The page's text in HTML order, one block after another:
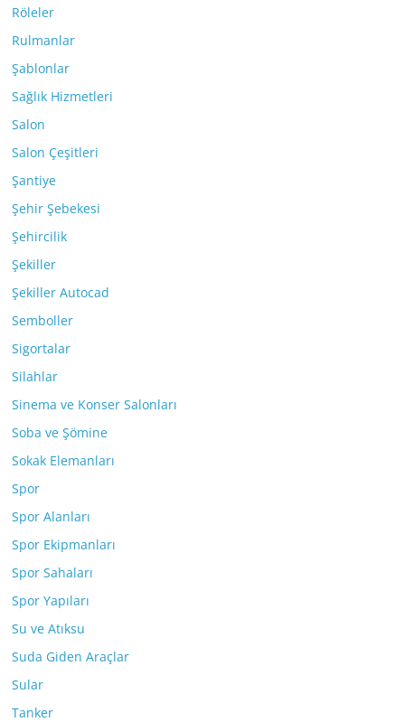
Röleler
Rulmanlar
Şablonlar
Sağlık Hizmetleri
Salon
Salon Çeşitleri
Şantiye
Şehir Şebekesi
Şehircilik
Şekiller
Şekiller Autocad
Semboller
Sigortalar
Silahlar
Sinema ve Konser Salonları
Soba ve Şömine
Sokak Elemanları
Spor
Spor Alanları
Spor Ekipmanları
Spor Sahaları
Spor Yapıları
Su ve Atıksu
Suda Giden Araçlar
Sular
Tanker